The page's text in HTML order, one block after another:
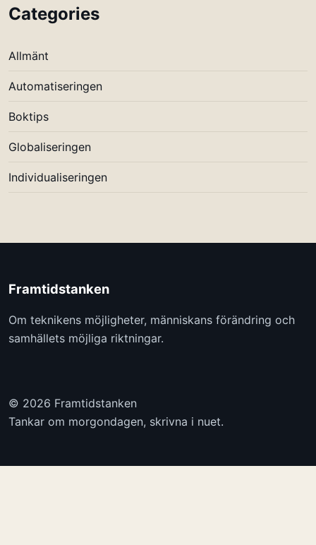
Categories
Allmänt
Automatiseringen
Boktips
Globaliseringen
Individualiseringen
Framtidstanken
Om teknikens möjligheter, människans förändring och
samhällets möjliga riktningar.
© 2026 Framtidstanken
Tankar om morgondagen, skrivna i nuet.